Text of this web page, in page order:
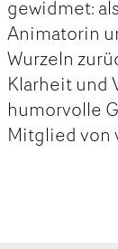
gewidmet:
Animatorin
Wurzeln
Klarheit und
humorvolle
Mitglied von